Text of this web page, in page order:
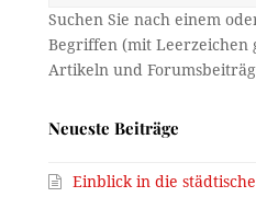
Neueste Beiträge
Einblick in die städtische